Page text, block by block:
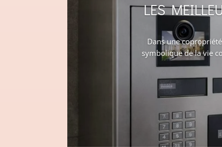
LES
Dans une
symbolique de la vie